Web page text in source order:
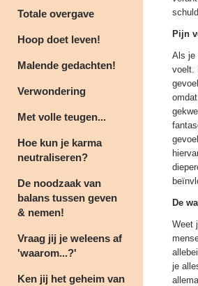
Totale overgave
Hoop doet leven!
Malende gedachten!
Verwondering
Met volle teugen...
Hoe kun je karma
neutraliseren?
De noodzaak van
balans tussen geven
& nemen!
Vraag jij je weleens af
'waarom...?'
Ken jij het geheim van
Pijn
Als je
voelt.
De
Weet
je